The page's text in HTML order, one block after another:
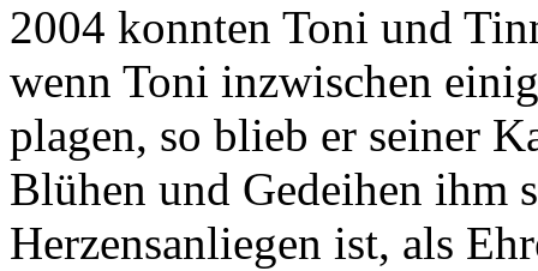
2004 konnten Toni und
wenn Toni inzwischen
plagen, so blieb er seiner
Blühen und Gedeihen ihm
Herzensanliegen ist, als